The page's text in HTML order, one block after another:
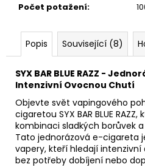
Počet potažení:
Popis Související (8)
SYX BAR BLUE RAZZ -
Intenzivní Ovocnou Chutí
Objevte svět vapingového
cigaretou SYX BAR BLUE
kombinaci sladkých borůvek
Tato jednorázová e-cigareta
vapery, kteří hledají
bez potřeby dobíjení nebo